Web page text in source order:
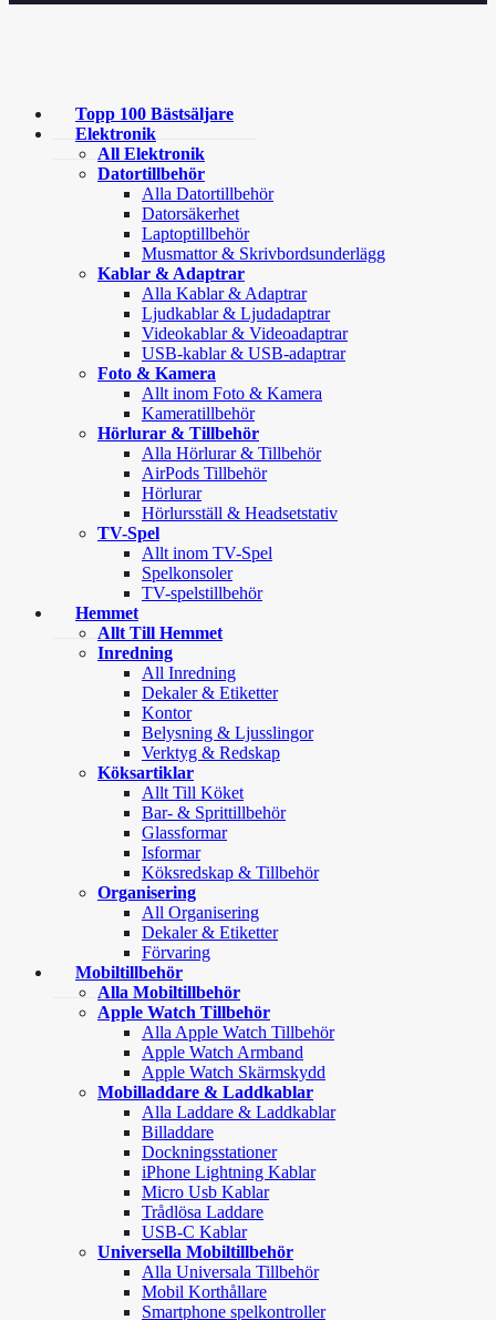
Topp 100 Bästsäljare
Elektronik
All Elektronik
Datortillbehör
Alla Datortillbehör
Datorsäkerhet
Laptoptillbehör
Musmattor & Skrivbordsunderlägg
Kablar & Adaptrar
Alla Kablar & Adaptrar
Ljudkablar & Ljudadaptrar
Videokablar & Videoadaptrar
USB-kablar & USB-adaptrar
Foto & Kamera
Allt inom Foto & Kamera
Kameratillbehör
Hörlurar & Tillbehör
Alla Hörlurar & Tillbehör
AirPods Tillbehör
Hörlurar
Hörlursställ & Headsetstativ
TV-Spel
Allt inom TV-Spel
Spelkonsoler
TV-spelstillbehör
Hemmet
Allt Till Hemmet
Inredning
All Inredning
Dekaler & Etiketter
Kontor
Belysning & Ljusslingor
Verktyg & Redskap
Köksartiklar
Allt Till Köket
Bar- & Sprittillbehör
Glassformar
Isformar
Köksredskap & Tillbehör
Organisering
All Organisering
Dekaler & Etiketter
Förvaring
Mobiltillbehör
Alla Mobiltillbehör
Apple Watch Tillbehör
Alla Apple Watch Tillbehör
Apple Watch Armband
Apple Watch Skärmskydd
Mobilladdare & Laddkablar
Alla Laddare & Laddkablar
Billaddare
Dockningsstationer
iPhone Lightning Kablar
Micro Usb Kablar
Trådlösa Laddare
USB-C Kablar
Universella Mobiltillbehör
Alla Universala Tillbehör
Mobil Korthållare
Smartphone spelkontroller